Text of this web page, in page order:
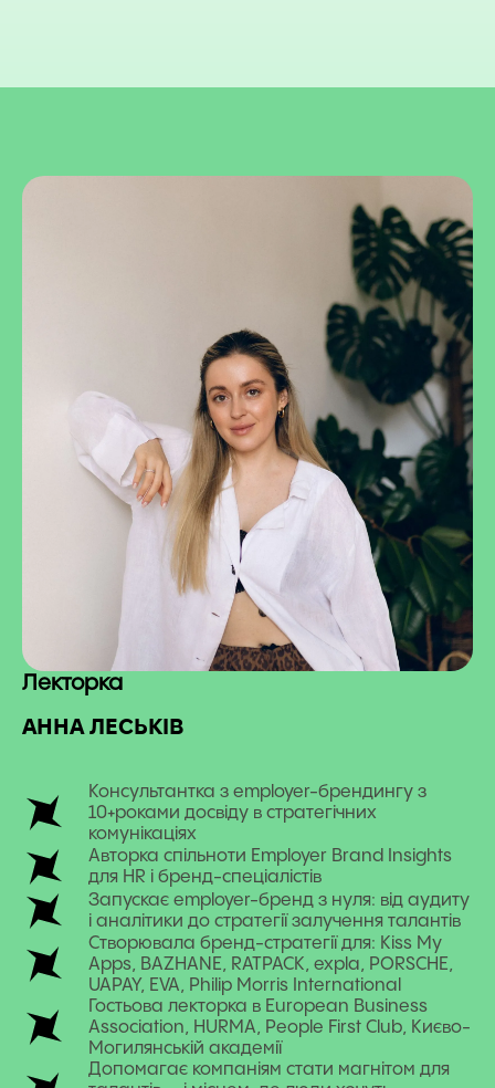
Лекторка
АННА ЛЕСЬКІВ
Консультантка з employer-брендингу з
10+роками досвіду в стратегічних
комунікаціях
Авторка спільноти Employer Brand Insights
для HR і бренд-спеціалістів
Запускає employer-бренд з нуля: від аудиту
і аналітики до стратегії залучення талантів
Створювала бренд-стратегії для: Kiss My
Apps, BAZHANE, RATPACK, expla, PORSCHE,
UAPAY, EVA, Philip Morris International
Гостьова лекторка в European Business
Association, HURMA, People First Club, Києво-
Могилянській академії
Допомагає компаніям стати магнітом для